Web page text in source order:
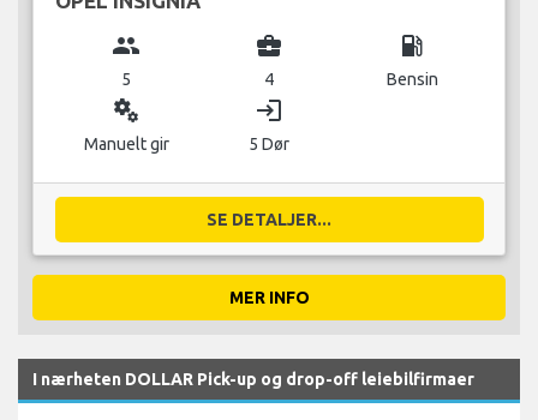
group
5
business_center
4
local_gas_station
Bensin
miscellaneous_services
Manuelt gir
login
5 Dør
SE DETALJER...
MER INFO
I nærheten DOLLAR Pick-up og drop-off leiebilfirmaer